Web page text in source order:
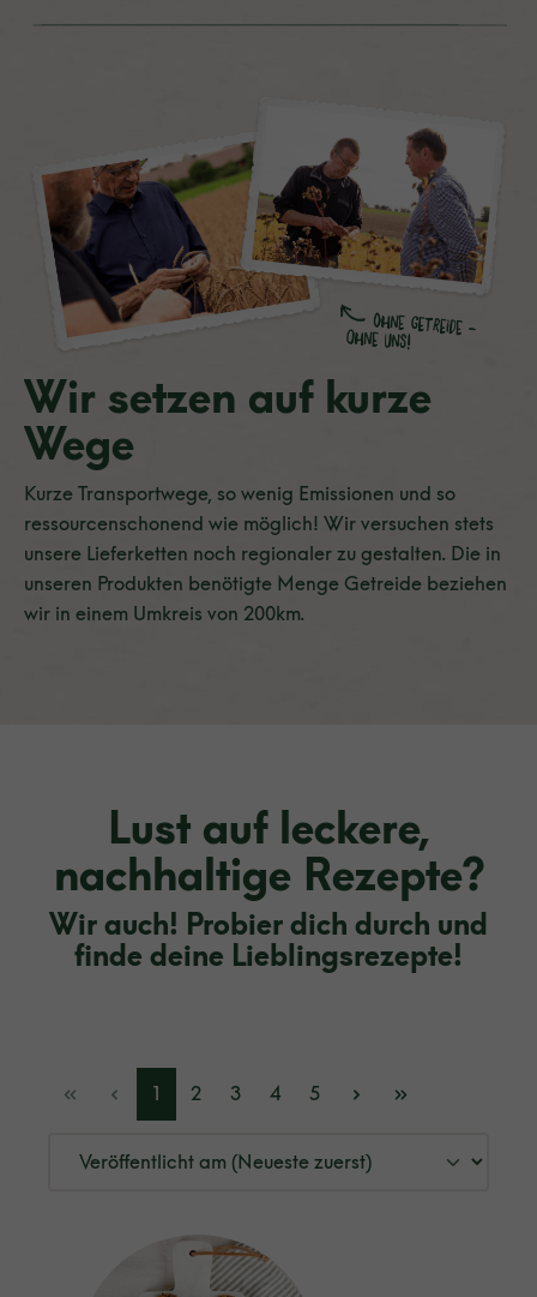
Wir setzen auf kurze
Wege
Kurze Transportwege, so wenig Emissionen und so
ressourcenschonend wie möglich! Wir versuchen stets
unsere Lieferketten noch regionaler zu gestalten. Die in
unseren Produkten benötigte Menge Getreide beziehen
wir in einem Umkreis von 200km.
Lust auf leckere,
nachhaltige Rezepte?
Wir auch! Probier dich durch und
finde deine Lieblingsrezepte!
1 2 3 4 5